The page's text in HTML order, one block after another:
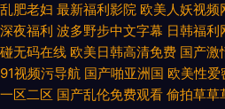
乱肥老妇 最新福利影院 欧美人妖视频
深夜福利 波多野步中文字幕 日韩福利
碰无码在线 欧美日韩高清免费 国产激
91视频污导航 国产啪亚洲国 欧美性爱
一区二区 国产乱伦免费观看 偷拍草草